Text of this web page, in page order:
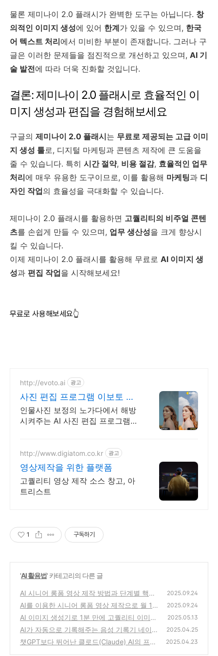
물론 제미나이 2.0 플래시가 완벽한 도구는 아닙니다. 창
의적인 이미지 생성에 있어 한계가 있을 수 있으며, 한국
어 텍스트 처리에서 미비한 부분이 존재합니다. 그러나 구
글은 이러한 문제들을 점진적으로 개선하고 있으며, AI 기
술 발전에 따라 더욱 진화할 것입니다.
결론: 제미나이 2.0 플래시로 효율적인 이
미지 생성과 편집을 경험해보세요
구글의 제미나이 2.0 플래시는 무료로 제공되는 고급 이미
지 생성 툴로, 디지털 마케팅과 콘텐츠 제작에 큰 도움을
줄 수 있습니다. 특히 시간 절약, 비용 절감, 효율적인 업무
처리에 매우 유용한 도구이므로, 이를 활용해 마케팅과 디
자인 작업의 효율성을 극대화할 수 있습니다.
제미나이 2.0 플래시를 활용하면 고퀄리티의 비주얼 콘텐
츠를 손쉽게 만들 수 있으며, 업무 생산성을 크게 향상시
킬 수 있습니다.
이제 제미나이 2.0 플래시를 활용해 무료로 AI 이미지 생
성과 편집 작업을 시작해보세요!
무료로 사용해보세요👆
http://evoto.ai 광고
사진 편집 프로그램 이보토 인
물 사진 보정의 모든 것
인물사진 보정의 노가다에서 해방
시켜주는 AI 사진 편집 프로그램
http://www.digiatom.co.kr 광고
영상제작을 위한 플랫폼
고퀄리티 영상 제작 소스 창고, 아
트리스트
1 구독하기
'AI 활용법' 카테고리의 다른 글
AI 시니어 롱폼 영상 제작 방법과 단계별 핵심
전략
(0)
2025.09.24
AI를 이용한 시니어 롱폼 영상 제작으로 월 1천
만 원 이상 수익 내는 방법
(0)
2025.09.24
AI 이미지 생성기로 1분 만에 고퀄리티 이미지
만들기: 무료 AI 이미지 생성 사이트 3곳 추천
(1)
2025.05.13
AI가 자동으로 기록해주는 음성 기록기 네이버
클로바 노트 무료 사용법! clovanote 다운로드
2025.04.25
챗GPT보다 뛰어난 클로드(Claude) AI의 프로
2025.04.23